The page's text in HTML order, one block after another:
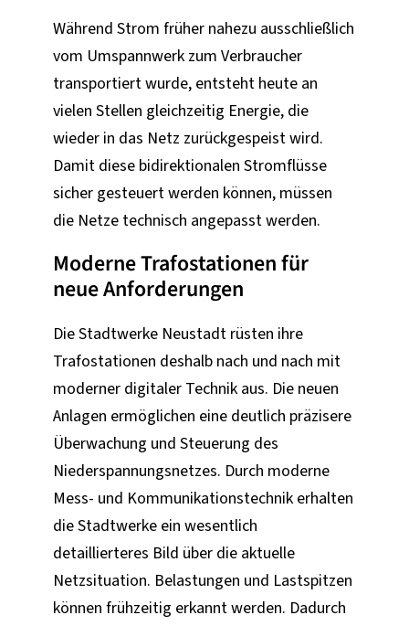
Während Strom früher nahezu ausschließlich
vom Umspannwerk zum Verbraucher
transportiert wurde, entsteht heute an
vielen Stellen gleichzeitig Energie, die
wieder in das Netz zurückgespeist wird.
Damit diese bidirektionalen Stromflüsse
sicher gesteuert werden können, müssen
die Netze technisch angepasst werden.
Moderne Trafostationen für
neue Anforderungen
Die Stadtwerke Neustadt rüsten ihre
Trafostationen deshalb nach und nach mit
moderner digitaler Technik aus. Die neuen
Anlagen ermöglichen eine deutlich präzisere
Überwachung und Steuerung des
Niederspannungsnetzes. Durch moderne
Mess- und Kommunikationstechnik erhalten
die Stadtwerke ein wesentlich
detaillierteres Bild über die aktuelle
Netzsituation. Belastungen und Lastspitzen
können frühzeitig erkannt werden. Dadurch